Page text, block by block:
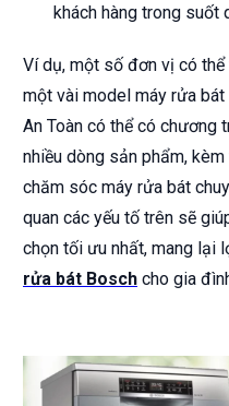
khách hàng trong suốt
Ví dụ, một số đơn vị có
một vài model máy rửa
An Toàn có thể có chương
nhiều dòng sản phẩm,
chăm sóc máy rửa bát
quan các yếu tố trên sẽ
chọn tối ưu nhất, mang lại
rửa bát Bosch cho gia